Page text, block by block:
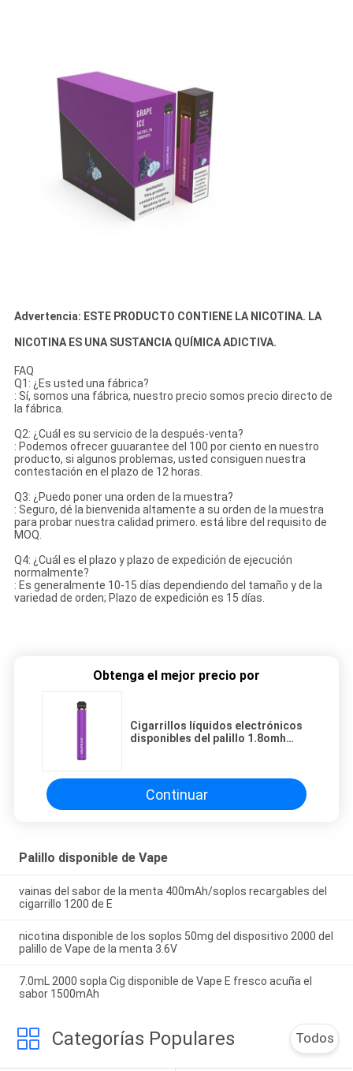
Advertencia: ESTE PRODUCTO CONTIENE LA NICOTINA. LA
NICOTINA ES UNA SUSTANCIA QUÍMICA ADICTIVA.
FAQ
Q1: ¿Es usted una fábrica?
: Sí, somos una fábrica, nuestro precio somos precio directo de
la fábrica.
Q2: ¿Cuál es su servicio de la después-venta?
: Podemos ofrecer guuarantee del 100 por ciento en nuestro
producto, si algunos problemas, usted consiguen nuestra
contestación en el plazo de 12 horas.
Q3: ¿Puedo poner una orden de la muestra?
: Seguro, dé la bienvenida altamente a su orden de la muestra
para probar nuestra calidad primero. está libre del requisito de
MOQ.
Q4: ¿Cuál es el plazo y plazo de expedición de ejecución
normalmente?
: Es generalmente 10-15 días dependiendo del tamaño y de la
variedad de orden; Plazo de expedición es 15 días.
Obtenga el mejor precio por
Cigarrillos líquidos electrónicos
disponibles del palillo 1.8omh
Continuar
Palillo disponible de Vape
vainas del sabor de la menta 400mAh/soplos recargables del
cigarrillo 1200 de E
nicotina disponible de los soplos 50mg del dispositivo 2000 del
palillo de Vape de la menta 3.6V
7.0mL 2000 sopla Cig disponible de Vape E fresco acuña el
sabor 1500mAh
Categorías Populares Todos